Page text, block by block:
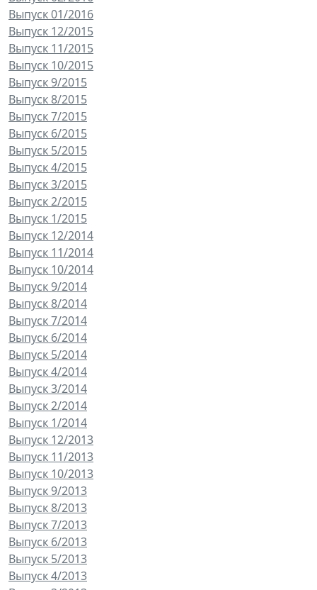
Выпуск 01/2016
Выпуск 12/2015
Выпуск 11/2015
Выпуск 10/2015
Выпуск 9/2015
Выпуск 8/2015
Выпуск 7/2015
Выпуск 6/2015
Выпуск 5/2015
Выпуск 4/2015
Выпуск 3/2015
Выпуск 2/2015
Выпуск 1/2015
Выпуск 12/2014
Выпуск 11/2014
Выпуск 10/2014
Выпуск 9/2014
Выпуск 8/2014
Выпуск 7/2014
Выпуск 6/2014
Выпуск 5/2014
Выпуск 4/2014
Выпуск 3/2014
Выпуск 2/2014
Выпуск 1/2014
Выпуск 12/2013
Выпуск 11/2013
Выпуск 10/2013
Выпуск 9/2013
Выпуск 8/2013
Выпуск 7/2013
Выпуск 6/2013
Выпуск 5/2013
Выпуск 4/2013